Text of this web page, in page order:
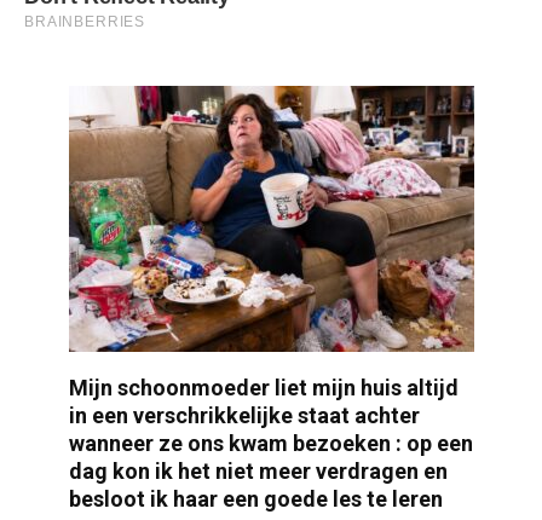
Mijn schoonmoeder liet mijn huis altijd
in een verschrikkelijke staat achter
wanneer ze ons kwam bezoeken : op een
dag kon ik het niet meer verdragen en
besloot ik haar een goede les te leren